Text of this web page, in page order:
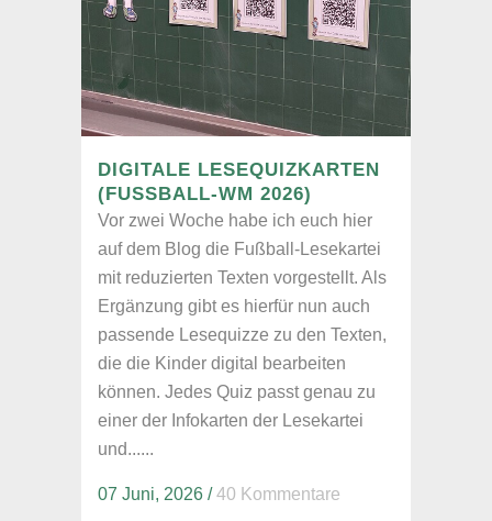
DIGITALE LESEQUIZKARTEN
(FUSSBALL-WM 2026)
Vor zwei Woche habe ich euch hier
auf dem Blog die Fußball-Lesekartei
mit reduzierten Texten vorgestellt. Als
Ergänzung gibt es hierfür nun auch
passende Lesequizze zu den Texten,
die die Kinder digital bearbeiten
können. Jedes Quiz passt genau zu
einer der Infokarten der Lesekartei
und......
07 Juni, 2026 /40 Kommentare